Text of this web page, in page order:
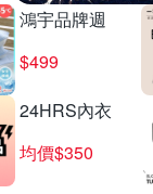
鴻宇品牌週
$499
24HRS內衣
均價$350